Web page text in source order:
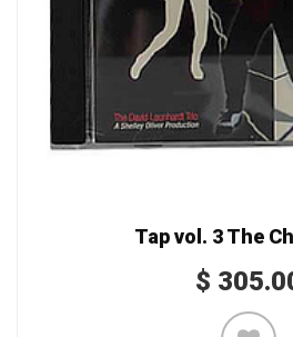
Tap vol. 3 The
$